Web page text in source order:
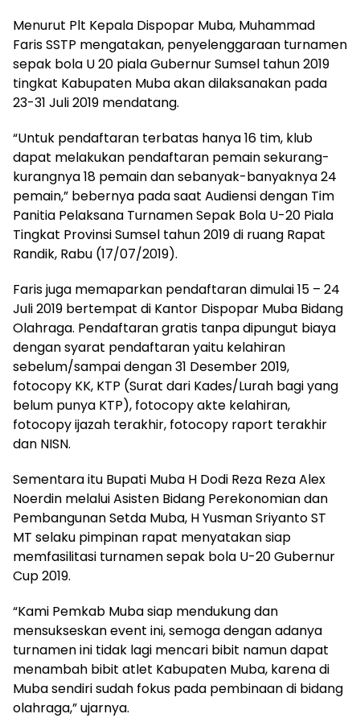
Menurut Plt Kepala Dispopar Muba, Muhammad
Faris SSTP mengatakan, penyelenggaraan turnamen
sepak bola U 20 piala Gubernur Sumsel tahun 2019
tingkat Kabupaten Muba akan dilaksanakan pada
23-31 Juli 2019 mendatang.
“Untuk pendaftaran terbatas hanya 16 tim, klub
dapat melakukan pendaftaran pemain sekurang-
kurangnya 18 pemain dan sebanyak-banyaknya 24
pemain,” bebernya pada saat Audiensi dengan Tim
Panitia Pelaksana Turnamen Sepak Bola U-20 Piala
Tingkat Provinsi Sumsel tahun 2019 di ruang Rapat
Randik, Rabu (17/07/2019).
Faris juga memaparkan pendaftaran dimulai 15 – 24
Juli 2019 bertempat di Kantor Dispopar Muba Bidang
Olahraga. Pendaftaran gratis tanpa dipungut biaya
dengan syarat pendaftaran yaitu kelahiran
sebelum/sampai dengan 31 Desember 2019,
fotocopy KK, KTP (Surat dari Kades/Lurah bagi yang
belum punya KTP), fotocopy akte kelahiran,
fotocopy ijazah terakhir, fotocopy raport terakhir
dan NISN.
Sementara itu Bupati Muba H Dodi Reza Reza Alex
Noerdin melalui Asisten Bidang Perekonomian dan
Pembangunan Setda Muba, H Yusman Sriyanto ST
MT selaku pimpinan rapat menyatakan siap
memfasilitasi turnamen sepak bola U-20 Gubernur
Cup 2019.
“Kami Pemkab Muba siap mendukung dan
mensukseskan event ini, semoga dengan adanya
turnamen ini tidak lagi mencari bibit namun dapat
menambah bibit atlet Kabupaten Muba, karena di
Muba sendiri sudah fokus pada pembinaan di bidang
olahraga,” ujarnya.